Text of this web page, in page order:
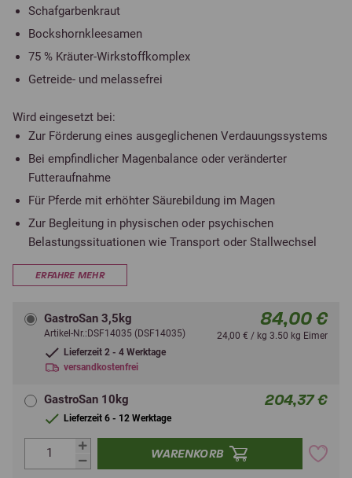
Schafgarbenkraut
Bockshornkleesamen
75 % Kräuter-Wirkstoffkomplex
Getreide- und melassefrei
Wird eingesetzt bei:
Zur Förderung eines ausgeglichenen Verdauungssystems
Bei empfindlicher Magenbalance oder veränderter
Futteraufnahme
Für Pferde mit erhöhter Säurebildung im Magen
Zur Begleitung in physischen oder psychischen
Belastungssituationen wie Transport oder Stallwechsel
ERFAHRE MEHR
GastroSan 3,5kg
Artikel-Nr.:DSF14035 (DSF14035)
Lieferzeit 2 - 4 Werktage
versandkostenfrei
84,00 €
24,00 € / kg 3.50 kg Eimer
GastroSan 10kg
Lieferzeit 6 - 12 Werktage
204,37 €
WARENKORB